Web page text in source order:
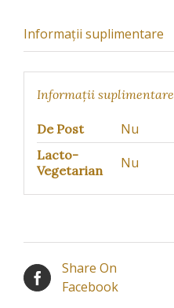
Informații suplimentare
Informații suplimentare
De Post Nu
Lacto-
Vegetarian
Nu
Share On
Facebook